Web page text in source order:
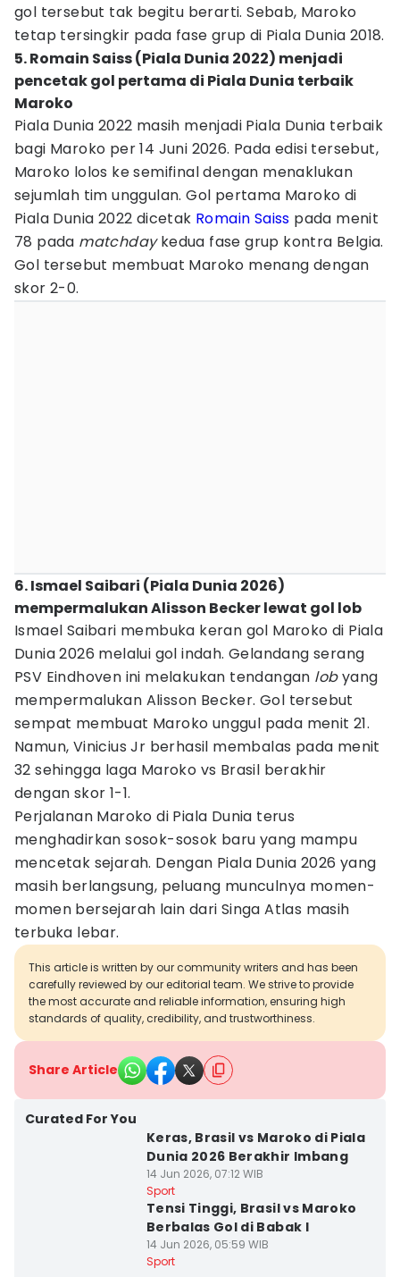
gol tersebut tak begitu berarti. Sebab, Maroko
tetap tersingkir pada fase grup di Piala Dunia 2018.
5. Romain Saiss (Piala Dunia 2022) menjadi
pencetak gol pertama di Piala Dunia terbaik
Maroko
Piala Dunia 2022 masih menjadi Piala Dunia terbaik
bagi Maroko per 14 Juni 2026. Pada edisi tersebut,
Maroko lolos ke semifinal dengan menaklukan
sejumlah tim unggulan. Gol pertama Maroko di
Piala Dunia 2022 dicetak Romain Saiss pada menit
78 pada matchdaykedua fase grup kontra Belgia.
Gol tersebut membuat Maroko menang dengan
skor 2-0.
6. Ismael Saibari (Piala Dunia 2026)
mempermalukan Alisson Becker lewat gol lob
Ismael Saibari membuka keran gol Maroko di Piala
Dunia 2026 melalui gol indah. Gelandang serang
PSV Eindhoven ini melakukan tendangan lobyang
mempermalukan Alisson Becker. Gol tersebut
sempat membuat Maroko unggul pada menit 21.
Namun, Vinicius Jr berhasil membalas pada menit
32 sehingga laga Maroko vs Brasil berakhir
dengan skor 1-1.
Perjalanan Maroko di Piala Dunia terus
menghadirkan sosok-sosok baru yang mampu
mencetak sejarah. Dengan Piala Dunia 2026 yang
masih berlangsung, peluang munculnya momen-
momen bersejarah lain dari Singa Atlas masih
terbuka lebar.
This article is written by our community writers and has been
carefully reviewed by our editorial team. We strive to provide
the most accurate and reliable information, ensuring high
standards of quality, credibility, and trustworthiness.
Share Article
Curated For You
Keras, Brasil vs Maroko di Piala
Dunia 2026 Berakhir Imbang
14 Jun 2026, 07:12 WIB
Sport
Tensi Tinggi, Brasil vs Maroko
Berbalas Gol di Babak I
14 Jun 2026, 05:59 WIB
Sport